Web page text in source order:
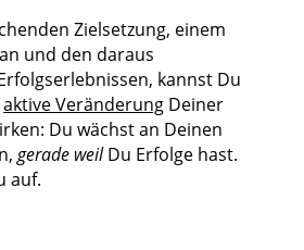
Zielsetzung, einem
und den daraus
kannst Du
aktive Veränderung Deiner
Du wächst an Deinen
gerade weilDu Erfolge hast.
auf.